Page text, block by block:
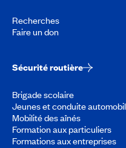
Recherches
Faire un don
Sécurité routière
Brigade scolaire
Jeunes et conduite
Mobilité des aînés
Formation aux particuliers
Formations aux entreprises